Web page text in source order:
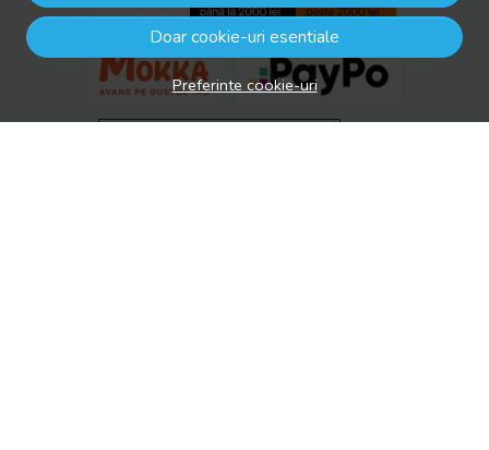
Doar cookie-uri esentiale
Preferinte cookie-uri